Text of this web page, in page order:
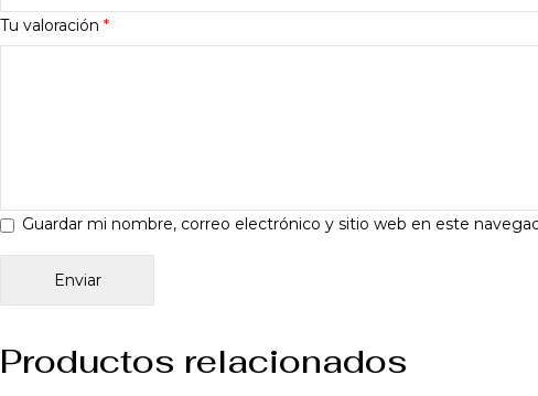
Tu valoración *
Guardar mi nombre, correo electrónico y sitio web en este
Productos relacionados